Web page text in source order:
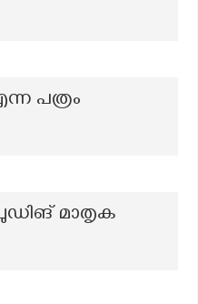
പത്രം
പുഡിങ് മാതൃക